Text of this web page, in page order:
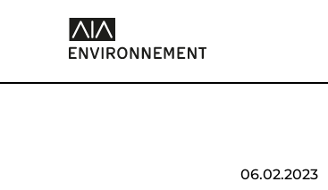
06.02.2023